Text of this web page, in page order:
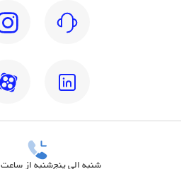
شنبه الی پنج‌شنبه از ساعت 9 صبح